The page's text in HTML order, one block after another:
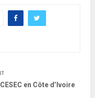
en Côte d’Ivoire